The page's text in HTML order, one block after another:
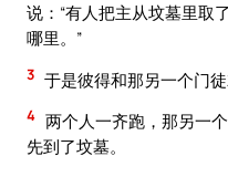
说：“有人把主从坟墓里取
哪里。”
3 于是彼得和那另一个门徒
4 两个人一齐跑，那另一
先到了坟墓。